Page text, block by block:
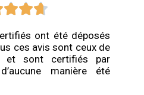

ont été déposés
ces avis sont ceux de
et sont certifiés par
manière été